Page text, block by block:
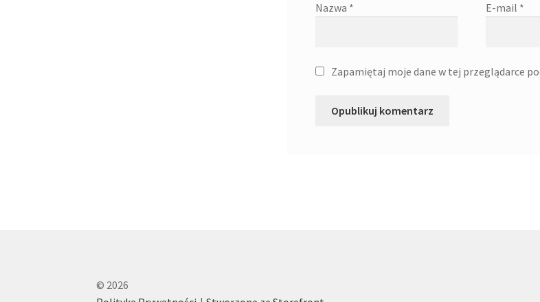
Nazwa * E-mail *
Zapamiętaj moje dane w tej przeglądarce
© 2026